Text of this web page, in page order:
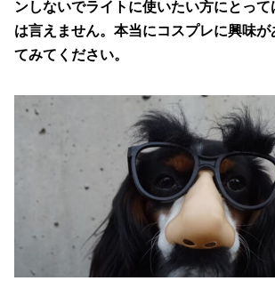
ンしないでライトに使いたい方にとっ
は言えません。本当にコスプレに興味が
てみてください。